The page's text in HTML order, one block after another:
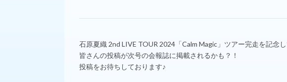
石原夏織 2nd LIVE TOUR 2024「Calm Magic」ツアー完走を記念
皆さんの投稿が次号の会報誌に掲載されるかも？！
投稿をお待ちしております♪